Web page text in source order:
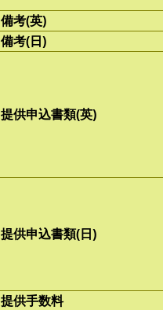
備考(英)
備考(日)
提供申込書類(英)
提供申込書類(日)
提供手数料